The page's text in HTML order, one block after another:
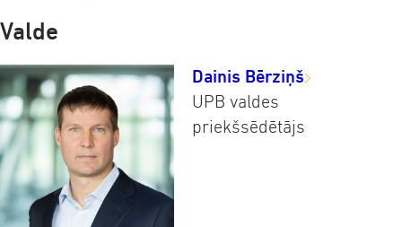
Valde
Dainis Bērziņš
UPB valdes
priekšsēdētājs